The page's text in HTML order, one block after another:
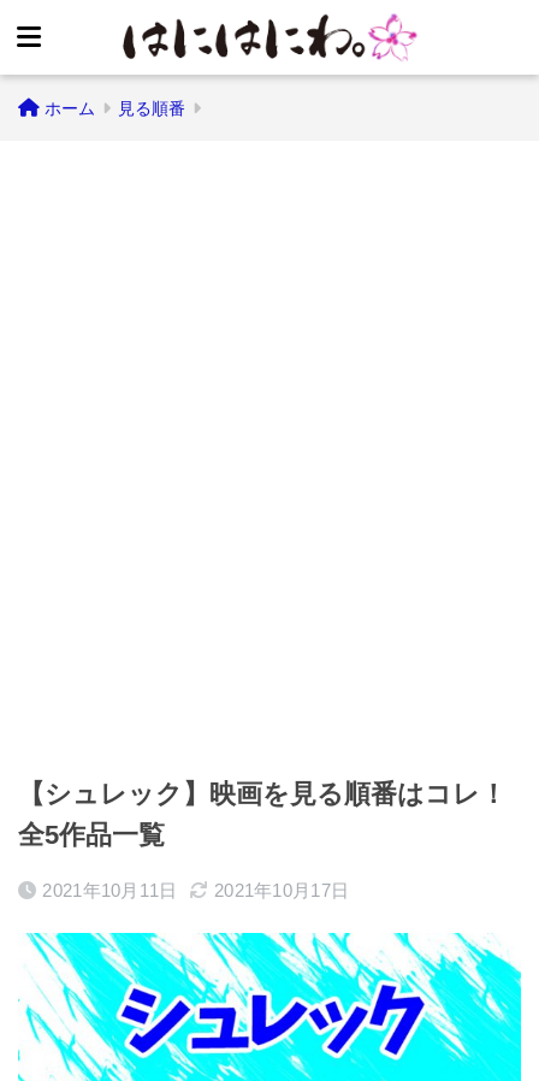
ホーム 見る順番
【シュレック】映画を見る順番はコレ！
全5作品一覧
2021年10月11日 2021年10月17日